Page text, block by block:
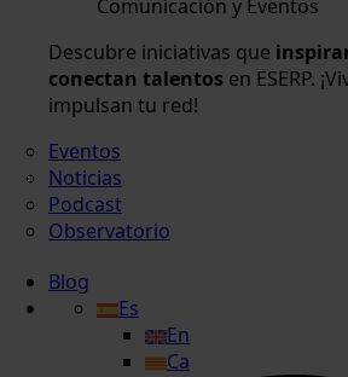
Comunicación y Eventos
Descubre iniciativas que
conectan talentos en ESERP.
impulsan tu red!
Eventos
Noticias
Podcast
Observatorio
Blog
Es
En
Ca